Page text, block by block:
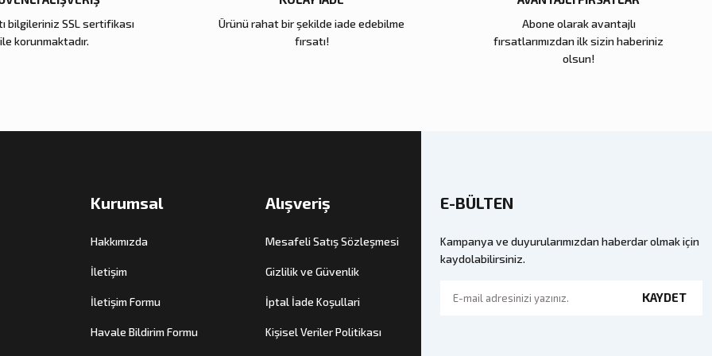
Zena Dekor Zena Dekor
bilgileriniz SSL sertifikası
ile korunmaktadır.
Ürünü rahat bir şekilde iade edebilme
fırsatı!
Abone olarak avantajlı
fırsatlarımızdan ilk sizin haberiniz
olsun!
Kurumsal
Hakkımızda
İletişim
İletişim Formu
Havale Bildirim Formu
Alışveriş
Mesafeli Satış Sözleşmesi
Gizlilik ve Güvenlik
İptal İade Koşullari
Kişisel Veriler Politikası
E-BÜLTEN
Kampanya ve duyurularımızdan haberdar olmak için
kaydolabilirsiniz.
KAYDET